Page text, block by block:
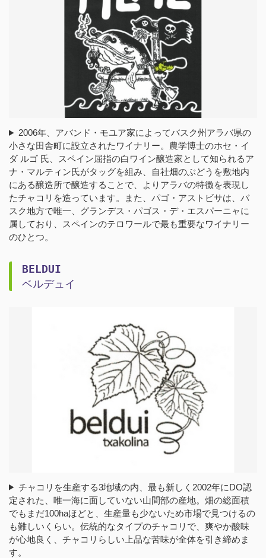
2006年、アバンド・モユア家によってバスク州アラバ県の
小さな田舎町に設立されたワイナリー。農学博士のホセ・イ
ダ ルゴ 氏、スペイン屈指の白ワイン醸造家として知られるア
ナ・マルティン氏がタッグを組み、自社畑のぶどうを敷地内
にある醸造所で醸造することで、よりアラバの特徴を表現し
たチャコリを造っています。また、パゴ・アストビサは、バ
スク地方で唯一、グランデス・パゴス・デ・エスパーニャに
属しており、スペインのテロワールで最も重要なワイナリー
のひとつ。
BELDUI
ベルデュイ
チャコリを生産する3地域の内、最も新しく2002年にDO認
定された、唯一海に面していない山間部の産地。畑の総面積
でもまだ100haほどと、生産量も少ないため市場で見つけるの
も難しいくらい。伝統的なタイプのチャコリで、爽やか酸味
が心地良く、チャコリらしい上品な苦味が全体を引き締めま
す。